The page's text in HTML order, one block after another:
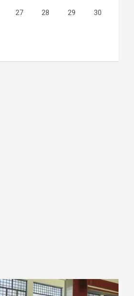
27 28 29 30